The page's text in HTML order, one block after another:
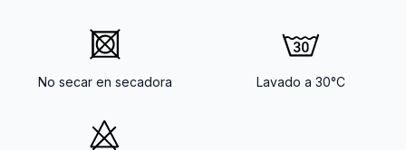
No secar en secadora Lavado a 30°C